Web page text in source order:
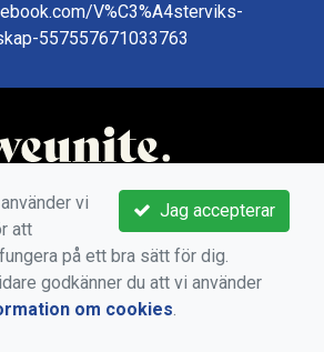
V%C3%A4sterviks-
557557671033763
Jag accepterar
vi
att
på ett bra sätt för dig.
godkänner du att vi använder
om cookies.